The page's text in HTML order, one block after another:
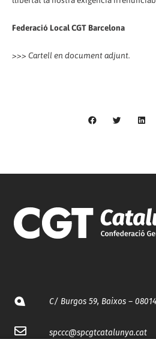
Federació Local CGT Barcelona
>>> Cartell en document adjunt.
C/ Burgos 59, Baixos –
spccc@spcgtcatalunya.cat